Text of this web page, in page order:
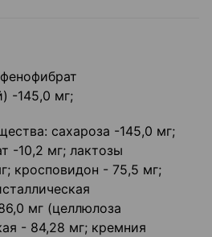
-145,0 мг;
сахароза -145,0 мг;
-10,2 мг; лактозы
кросповидон - 75,5 мг;
мг (целлюлоза
- 84,28 мг; кремния